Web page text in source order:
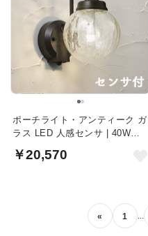
ポーチライト・アンティーク ガ
ラス LED 人感センサ | 40W相
￥20,570
« 1 ...